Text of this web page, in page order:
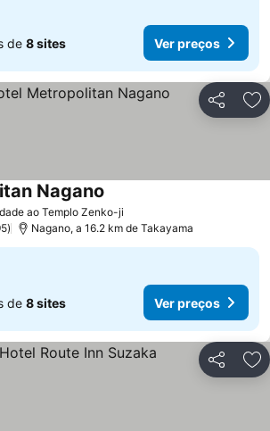
de 8 sites Ver preços
Partilhar
ao Templo Zenko-ji
Nagano
Nagano, a 16.2 km de Takayama
de 8 sites Ver preços
Partilhar